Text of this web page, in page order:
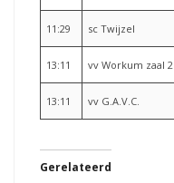
11:29 sc Twijzel
13:11 vv Workum zaal 2
13:11 vv G.A.V.C.
Gerelateerd